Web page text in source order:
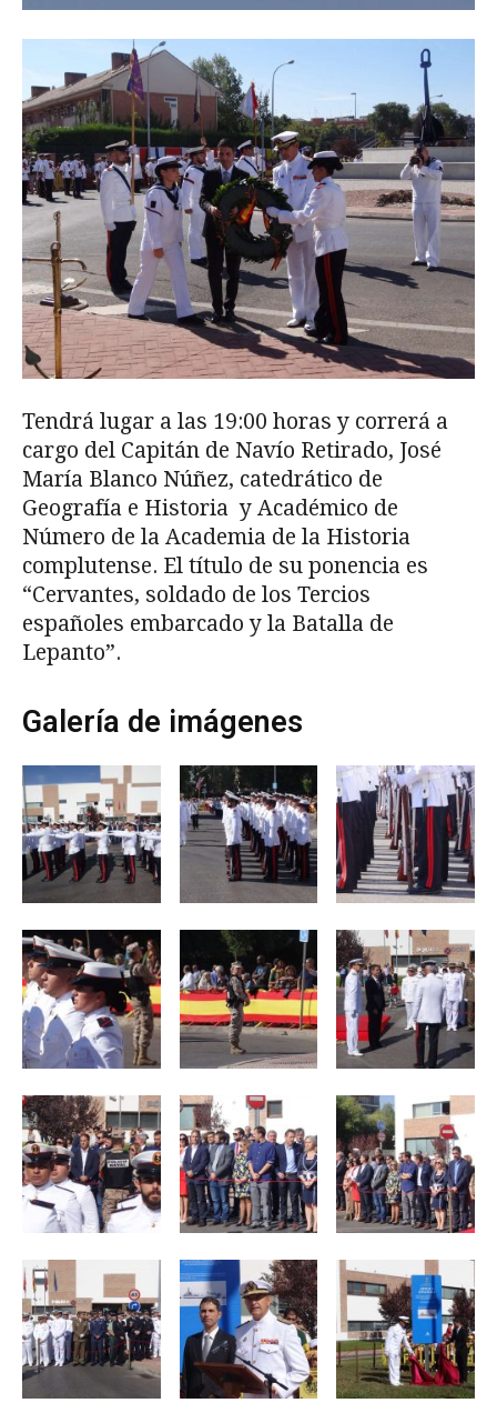
Tendrá lugar a las 19:00 horas y correrá a
cargo del Capitán de Navío Retirado, José
María Blanco Núñez, catedrático de
Geografía e Historia y Académico de
Número de la Academia de la Historia
complutense. El título de su ponencia es
“Cervantes, soldado de los Tercios
españoles embarcado y la Batalla de
Lepanto”.
Galería de imágenes